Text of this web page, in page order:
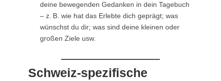
deine bewegenden Gedanken in dein Tagebuch
– z. B. wie hat das Erlebte dich geprägt; was
wünschst du dir; was sind deine kleinen oder
großen Ziele usw.
Schweiz-spezifische